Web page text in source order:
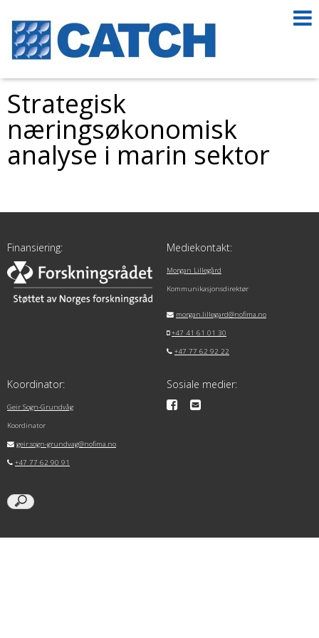
Strategisk
næringsøkonomisk
analyse i marin sektor
Finansiering: Mediekontakt:
Morgan Lillegård
Kommunikasjonsdirektør
morgan.lillegard@nofima.no
+47 41 61 01 30
+47 77 62 92 22
Koordinator:
Geir Sogn-Grundvåg
Koordinator
geir.sogn-grundvag@nofima.no
+47 77 62 90 91
Sosiale medier: